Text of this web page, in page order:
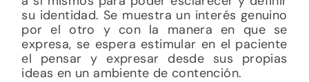
su identidad. Se muestra un interés genuino
por el otro y con la manera en que se
expresa, se espera estimular en el paciente
el pensar y expresar desde sus propias
ideas en un ambiente de contención.